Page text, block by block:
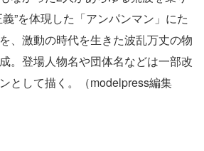
”を体現した「アンパンマン」にた
、激動の時代を生きた波乱万丈の物
。登場人物名や団体名などは一部改
として描く。（modelpress編集